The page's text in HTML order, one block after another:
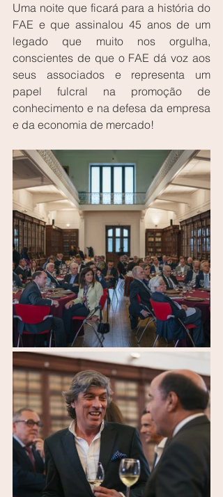
Uma noite que ficará para a história do
FAE e que assinalou 45 anos de um
legado que muito nos orgulha,
conscientes de que o FAE dá voz aos
seus associados e representa um
papel fulcral na promoção de
conhecimento e na defesa da empresa
e da economia de mercado!